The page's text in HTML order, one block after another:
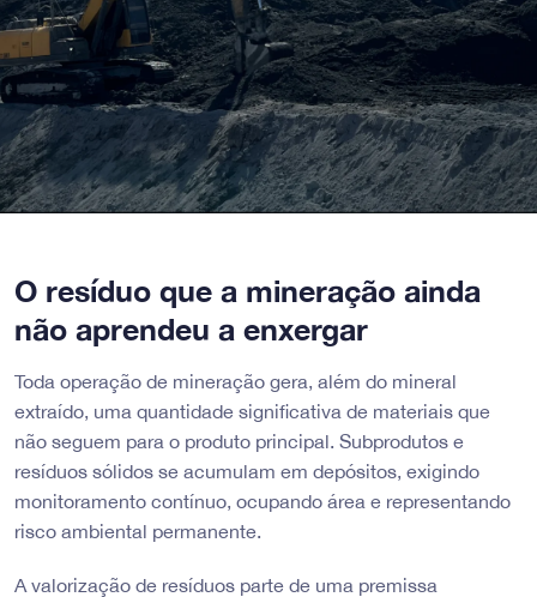
O resíduo que a mineração ainda
não aprendeu a enxergar
Toda operação de mineração gera, além do mineral
extraído, uma quantidade significativa de materiais que
não seguem para o produto principal. Subprodutos e
resíduos sólidos se acumulam em depósitos, exigindo
monitoramento contínuo, ocupando área e representando
risco ambiental permanente.
A valorização de resíduos parte de uma premissa